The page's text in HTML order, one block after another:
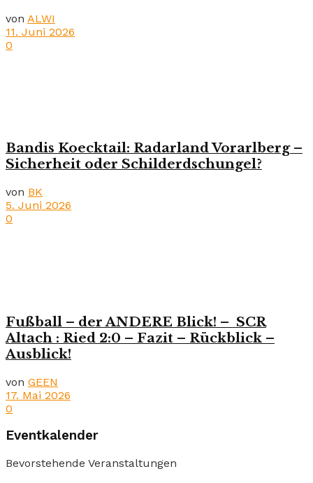
von ALWI
11. Juni 2026
0
Bandis Koecktail: Radarland Vorarlberg –
Sicherheit oder Schilderdschungel?
von BK
5. Juni 2026
0
Fußball – der ANDERE Blick! – SCR
Altach : Ried 2:0 – Fazit – Rückblick –
Ausblick!
von GEEN
17. Mai 2026
0
Eventkalender
Bevorstehende Veranstaltungen